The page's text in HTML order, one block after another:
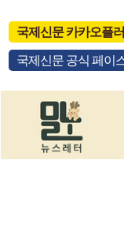
국제신문 카카오플
국제신문 공식 페이